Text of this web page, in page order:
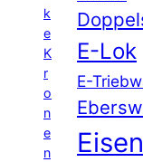
k
e
K
r
o
n
e
n
E-Lok
E-